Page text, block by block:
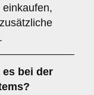
bei der